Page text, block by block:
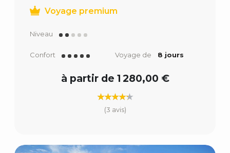
Voyage premium
Niveau
Confort Voyage de 8 jours
à partir de 1 280,00 €
(3 avis)